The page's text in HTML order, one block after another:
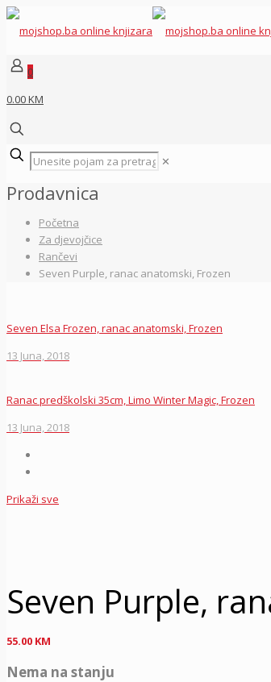
0
0.00 KM
✕
Prodavnica
Početna
Za djevojčice
Rančevi
Seven Purple, ranac anatomski, Frozen
Seven Elsa Frozen, ranac anatomski, Frozen
13 Juna, 2018
Ranac predškolski 35cm, Limo Winter Magic, Frozen
13 Juna, 2018
Prikaži sve
Seven Purple,
55.00 KM
Nema na stanju